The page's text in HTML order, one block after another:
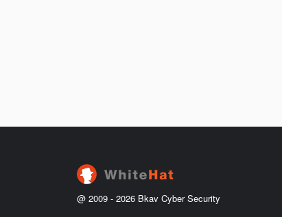
@ 2009 - 2026 Bkav Cyber Security